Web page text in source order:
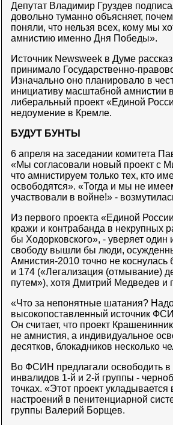
Депутат Владимир Груздев
довольно туманно объясняет,
поняли, что нельзя всех, кому мы
амнистию именно Дня Победы».
Источник Newsweek в Думе
принимало Государственно-
Изначально оно планировало в
инициативу масштабной амнистии
либеральный проект «Единой
недоумение в Кремле.
БУДУТ БУНТЫ
6 апреля на заседании комитета
«Мы согласовали новый проект с
что амнистируем только тех, кто
освободятся». «Тогда и мы не
участвовали в войне!» -
Из первого проекта «Единой
кражи и контрабанда в некрупных
бы Ходорковского», - уверяет
свободу вышли бы люди,
Амнистия-2010 точно не
и 174 («Легализация (отмывание)
путем»), хотя Дмитрий Медведев и
«Что за непонятные шатания?
высокопоставленный источник
Он считает, что проект
не амнистия, а индивидуальное
десятков, блокадников несколько
Во ФСИН предлагали освободить
инвалидов 1-й и 2-й группы -
точках. «Этот проект
настроений в пенитенциарной
группы Валерий Борщев.